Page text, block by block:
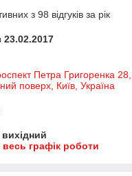
з 98 відгуків за рік
Петра Григоренка 28,
поверх, Київ, Україна
весь графік роботи